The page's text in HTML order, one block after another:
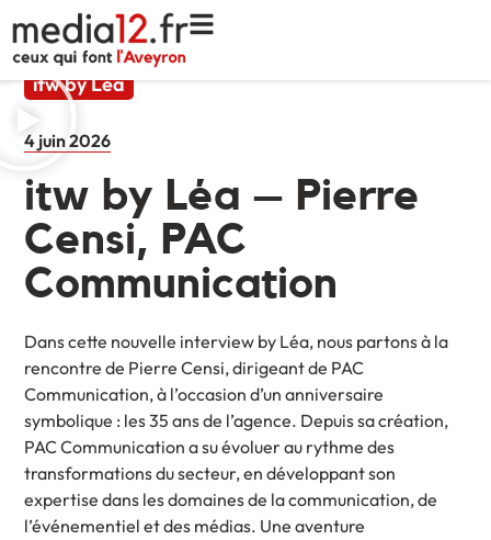
itw by Léa
4 juin 2026
itw by Léa – Pierre
Censi, PAC
Communication
Dans cette nouvelle interview by Léa, nous partons à la
rencontre de Pierre Censi, dirigeant de PAC
Communication, à l’occasion d’un anniversaire
symbolique : les 35 ans de l’agence. Depuis sa création,
PAC Communication a su évoluer au rythme des
transformations du secteur, en développant son
expertise dans les domaines de la communication, de
l’événementiel et des médias. Une aventure